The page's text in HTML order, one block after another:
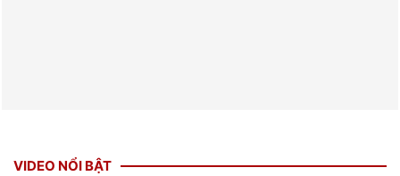
VIDEO NỔI BẬT